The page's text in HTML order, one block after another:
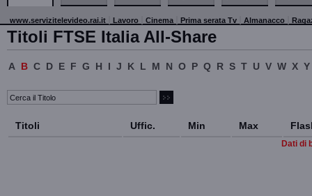
www.servizitelevideo.rai.it Lavoro Cinema Prima serata Tv Almanacco
Titoli FTSE Italia All-Share
A B C D E F G H I J K L M N O P Q R S T U V W X Y
Titoli Uffic. Min Max
Dati di